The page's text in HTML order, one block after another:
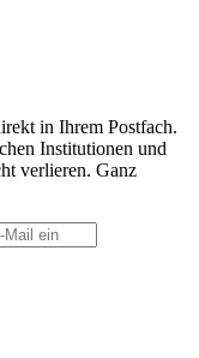
in Ihrem Postfach.
Institutionen und
verlieren. Ganz